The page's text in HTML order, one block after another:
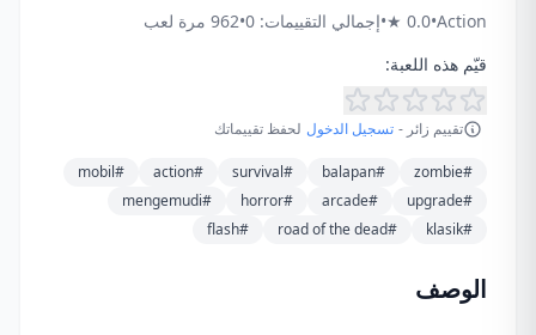
Action
•
0.0 ★
•إجمالي التقييمات: 0 •962 مرة لعب
قيّم هذه اللعبة:
تقييم زائر - تسجيل الدخول لحفظ تقييماتك
#zombie
#balapan
#survival
#action
#mobil
#upgrade
#arcade
#horror
#mengemudi
#klasik
#road of the dead
#flash
الوصف